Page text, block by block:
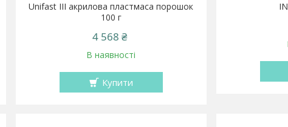
Unifast III акрилова пластмаса порошок
100 г
4 568 ₴
В наявності
Купити